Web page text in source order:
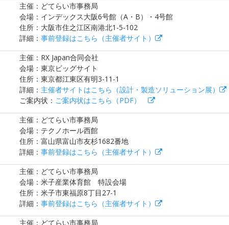
主催：どてらい市事務局
会場：インデックス大阪6号館（A・B）・4号館
住所：大阪市住之江区南港北1-5-102
詳細： 事前登録はこちら（主催者サイト）
主催：RX Japan合同会社
会場：東京ビッグサイト
住所：東京都江東区有明3-11-1
詳細： 主催者サイトはこちら（設計・製造ソリューション展）
ご案内状： ご案内状はこちら（PDF）
主催：どてらい市事務局
会場：テクノホール西館
住所：富山県富山市友杉1682番地
詳細： 事前登録はこちら（主催者サイト）
主催：どてらい市事務局
会場：米子産業体育館 特設会場
住所：米子市東福原8丁目27-1
詳細： 事前登録はこちら（主催者サイト）
主催：どてらい市事務局